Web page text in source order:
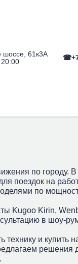
шоссе, 61к3А
☎+7
по городу. В
поездок на
по
Kugoo Kirin,
в шоу-
технику и купить
решения